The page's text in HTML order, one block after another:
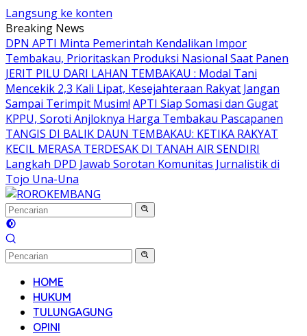
Langsung ke konten
Breaking News
DPN APTI Minta Pemerintah Kendalikan Impor
Tembakau, Prioritaskan Produksi Nasional Saat Panen
JERIT PILU DARI LAHAN TEMBAKAU ​: Modal Tani
Mencekik 2,3 Kali Lipat, Kesejahteraan Rakyat Jangan
Sampai Terimpit Musim! APTI Siap Somasi dan Gugat
KPPU, Soroti Anjloknya Harga Tembakau Pascapanen
TANGIS DI BALIK DAUN TEMBAKAU: KETIKA RAKYAT
KECIL MERASA TERDESAK DI TANAH AIR SENDIRI
Langkah DPD Jawab Sorotan Komunitas Jurnalistik di
Tojo Una-Una
HOME
HUKUM
TULUNGAGUNG
OPINI